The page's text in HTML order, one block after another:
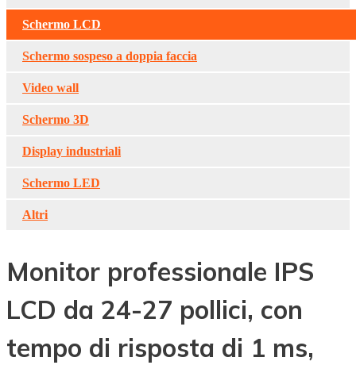
Schermo LCD
Schermo sospeso a doppia faccia
Video wall
Schermo 3D
Display industriali
Schermo LED
Altri
Monitor professionale IPS
LCD da 24-27 pollici, con
tempo di risposta di 1 ms,